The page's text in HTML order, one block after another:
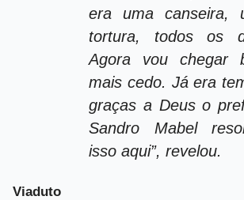
era uma canseira,
tortura, todos os
Agora vou chegar
mais cedo. Já era
graças a Deus o
Sandro Mabel
isso aqui”, revelou.
Viaduto